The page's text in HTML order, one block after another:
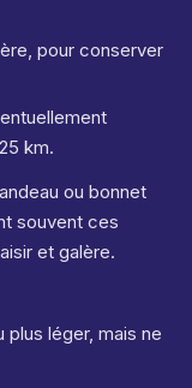
pour conserver
km.
ou bonnet
souvent ces
et galère.
plus léger, mais ne